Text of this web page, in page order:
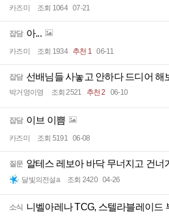
카즈미 조회 1064 07-21
잡담 아...
카즈미 조회 1934 추천 1 06-11
잡담 선배님들 사놓고 안하다 드디어 해
박거영이영 조회 2521 추천 2 06-10
잡담 이브 이쁨
카즈미 조회 5191 06-08
질문 알테스 레보아 바닥 무너지고 건너
달빛의전설a 조회 2420 04-26
소식 니벨아레나 TCG, 스텔라블레이드